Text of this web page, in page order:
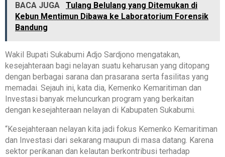
BACA JUGA
Tulang Belulang yang Ditemukan di
Kebun Mentimun Dibawa ke Laboratorium Forensik
Bandung
Wakil Bupati Sukabumi Adjo Sardjono mengatakan,
kesejahteraan bagi nelayan suatu keharusan yang ditopang
dengan berbagai sarana dan prasarana serta fasilitas yang
memadai. Sejauh ini, kata dia, Kemenko Kemaritiman dan
Investasi banyak meluncurkan program yang berkaitan
dengan kesejahteraan nelayan di Kabupaten Sukabumi.
“Kesejahteraan nelayan kita jadi fokus Kemenko Kemaritiman
dan Investasi dari sekarang maupun di masa datang. Karena
sektor perikanan dan kelautan berkontribusi terhadap